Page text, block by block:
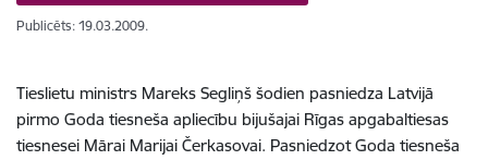
Publicēts: 19.03.2009.
Tieslietu ministrs Mareks Segliņš šodien pasniedza Latvijā
pirmo Goda tiesneša apliecību bijušajai Rīgas apgabaltiesas
tiesnesei Mārai Marijai Čerkasovai. Pasniedzot Goda tiesneša